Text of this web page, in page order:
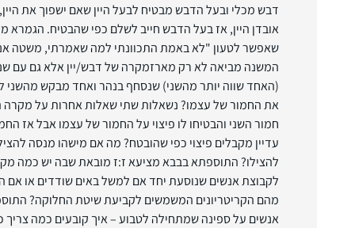
דבש מכלי ובעל הדבש מבטיח לבעל היין שאם ישפוך את
אובדן היין, אז בעל הדבש חייב לשלם כפי שהבטיח.
שאפשר לטעון "לא באמת התכוונתי למה שאמרתי, משטה
המשנה מביאה לא רק מארזמקרה של דבש/יין אלא גם עם
(האחד שווה יותר מהשני) שנסחף בנהר ואחד מבקש מהשני
את החמור של עצמו? נשאלות שתי שאלות אחרות על
חמור השני והבטיחו לו פיצוי על החמור של עצמו אבל אז
עדיין מקבלים פיצוי כפי שהובטח? מה אם מישהו מנסה
להצילו? התוספתא בבבא מציעא ז:ז מובאת שבה יש כמה
לקבוצת אנשים שנוסעת יחד אם למשל באים שודדים או אם
מהם הקריטריונים המשמשים לקביעת שיטת החלוקה?
אנשים על ספינה שמתחילה לטבוע – איך קובעים כמה צריך